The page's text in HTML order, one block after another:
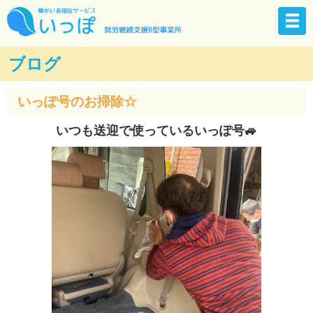
ブログ
いっぽ号のお掃除☆
いつも送迎で使っているいっぽ号🚙